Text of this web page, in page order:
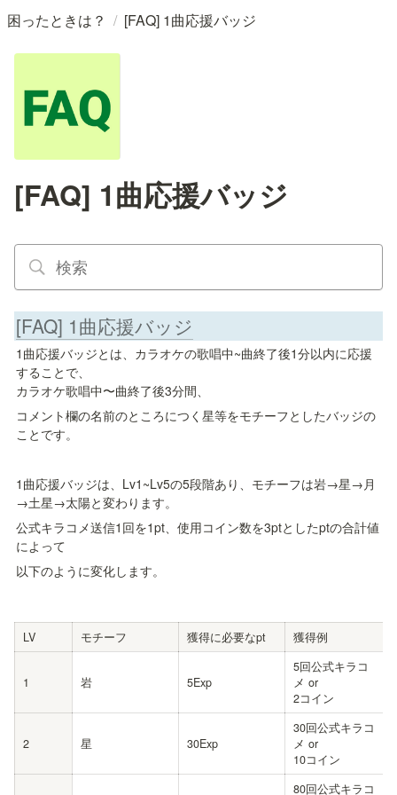
困ったときは？ / [FAQ] 1曲応援バッジ
[FAQ] 1曲応援バッジ
[FAQ] 1曲応援バッジ
1曲応援バッジとは、カラオケの歌唱中~曲終了後1分以内に応援
することで、
カラオケ歌唱中〜曲終了後3分間、
コメント欄の名前のところにつく星等をモチーフとしたバッジの
ことです。
1曲応援バッジは、Lv1~Lv5の5段階あり、モチーフは岩→星→月
→土星→太陽と変わります。
公式キラコメ送信1回を1pt、使用コイン数を3ptとしたptの合計値
によって
以下のように変化します。
LV モチーフ 獲得に必要なpt 獲得例
1 岩 5Exp
5回公式キラコ
メ or
2コイン
2 星 30Exp
30回公式キラコ
メ or
10コイン
80回公式キラコ